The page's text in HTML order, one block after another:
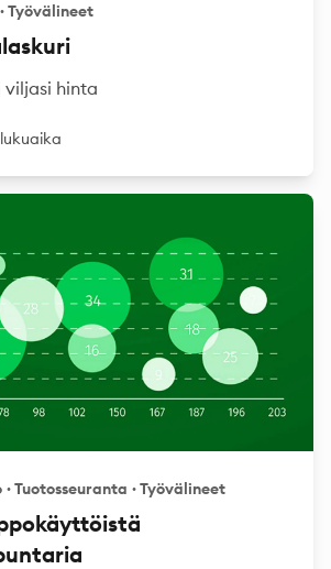
·Työvälineet
viljasi hinta
lukuaika
·Tuotosseuranta ·Työvälineet